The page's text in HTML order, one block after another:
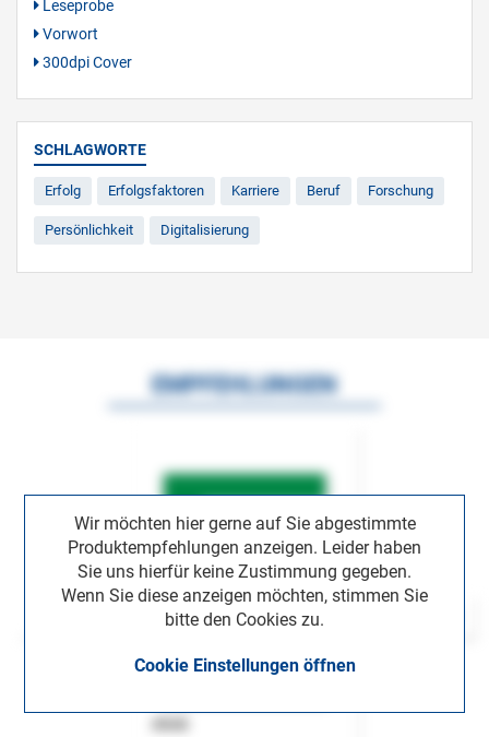
Leseprobe
Vorwort
300dpi Cover
SCHLAGWORTE
Erfolg Erfolgsfaktoren Karriere Beruf Forschung
Persönlichkeit Digitalisierung
Wir möchten hier gerne auf Sie abgestimmte
Produktempfehlungen anzeigen. Leider haben
Sie uns hierfür keine Zustimmung gegeben.
Wenn Sie diese anzeigen möchten, stimmen Sie
bitte den Cookies zu.
Cookie Einstellungen öffnen
EMPFEHLUNGEN